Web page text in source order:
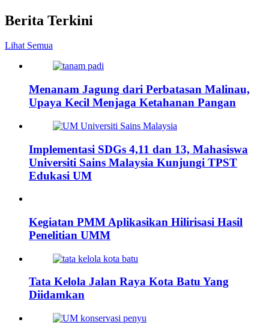
Berita Terkini
Lihat Semua
Menanam Jagung dari Perbatasan Malinau,
Upaya Kecil Menjaga Ketahanan Pangan
Implementasi SDGs 4,11 dan 13, Mahasiswa
Universiti Sains Malaysia Kunjungi TPST
Edukasi UM
Kegiatan PMM Aplikasikan Hilirisasi Hasil
Penelitian UMM
Tata Kelola Jalan Raya Kota Batu Yang
Diidamkan